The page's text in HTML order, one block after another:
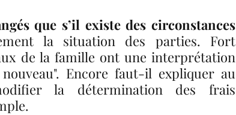
que s’il existe des circonstances
la situation des parties. Fort
de la famille ont une interprétation
Encore faut-il expliquer au
la détermination des frais